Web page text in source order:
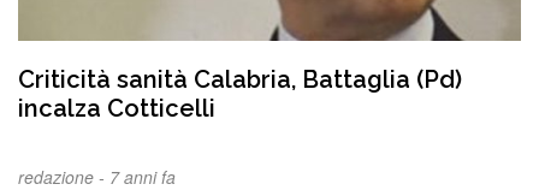
Criticità sanità Calabria, Battaglia (Pd)
incalza Cotticelli
redazione - 7 anni fa